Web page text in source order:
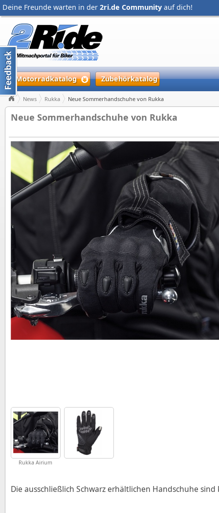
Deine Freunde warten in der 2ri.de Community auf dich!
Motorradkatalog Zubehörkatalog
News Rukka Neue Sommerhandschuhe von Rukka
Neue Sommerhandschuhe von Rukka
Rukka Airium
Die ausschließlich Schwarz erhältlichen Handschuhe